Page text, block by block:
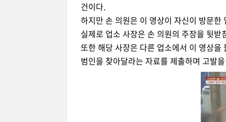
건이다.
하지만 손 의원은 이 영상이 자신이 방문
실제로 업소 사장은 손 의원의 주장을 뒷
또한 해당 사장은 다른 업소에서 이 영상
범인을 찾아달라는 자료를 제출하며 고발